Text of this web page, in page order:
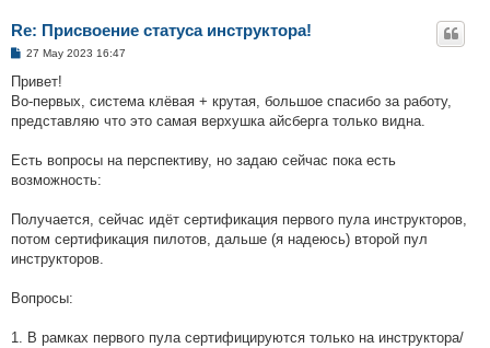
Re: Присвоение статуса инструктора!
P
s
t
27 May 2023 16:47
Привет!
Во-первых, система клёвая + крутая, большое спасибо за работу,
представляю что это самая верхушка айсберга только видна.
Есть вопросы на перспективу, но задаю сейчас пока есть
возможность:
Получается, сейчас идёт сертификация первого пула инструкторов,
потом сертификация пилотов, дальше (я надеюсь) второй пул
инструкторов.
Вопросы:
1. В рамках первого пула сертифицируются только на инструктора/